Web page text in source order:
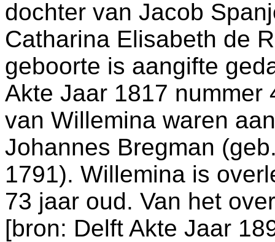
dochter van Jacob
Catharina Elisabeth de
geboorte is aangifte
Akte Jaar 1817 nummer
van Willemina waren
Johannes Bregman
1791). Willemina is
73 jaar oud. Van het
[bron: Delft Akte Jaar